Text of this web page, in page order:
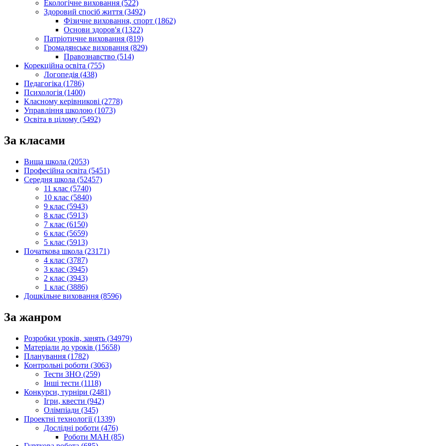
Екологічне виховання (522)
Здоровий спосіб життя (3492)
Фізичне виховання, спорт (1862)
Основи здоров'я (1322)
Патріотичне виховання (819)
Громадянське виховання (829)
Правознавство (514)
Корекційна освіта (755)
Логопедія (438)
Педагогіка (1786)
Психологія (1400)
Класному керівникові (2778)
Управління школою (1073)
Освіта в цілому (5492)
За класами
Вища школа (2053)
Професійна освіта (5451)
Середня школа (52457)
11 клас (5740)
10 клас (5840)
9 клас (5943)
8 клас (5913)
7 клас (6150)
6 клас (5659)
5 клас (5913)
Початкова школа (23171)
4 клас (3787)
3 клас (3945)
2 клас (3943)
1 клас (3886)
Дошкільне виховання (8596)
За жанром
Розробки уроків, занять (34979)
Матеріали до уроків (15658)
Планування (1782)
Контрольні роботи (3063)
Тести ЗНО (259)
Інші тести (1118)
Конкурси, турніри (2481)
Ігри, квести (942)
Олімпіади (345)
Проектні технології (1339)
Дослідні роботи (476)
Роботи МАН (85)